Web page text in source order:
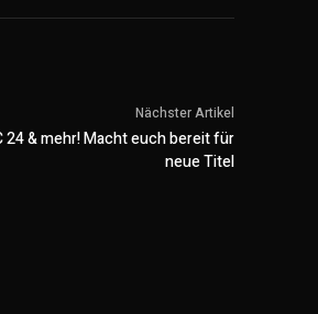
Nächster Artikel
24 & mehr! Macht euch bereit für
neue Titel